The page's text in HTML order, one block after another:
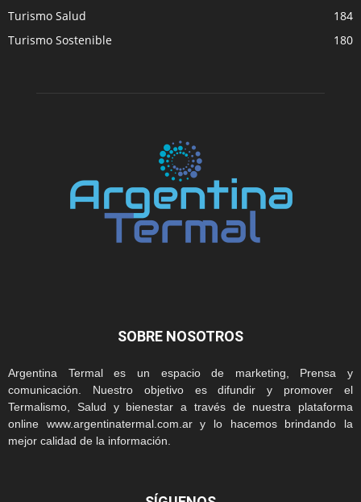
Turismo Salud
184
Turismo Sostenible
180
SOBRE NOSOTROS
Argentina Termal es un espacio de marketing, Prensa y
comunicación. Nuestro objetivo es difundir y promover el
Termalismo, Salud y bienestar a través de nuestra plataforma
online www.argentinatermal.com.ar y lo hacemos brindando la
mejor calidad de la información.